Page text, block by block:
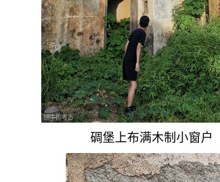
碉堡上布满木制小窗户